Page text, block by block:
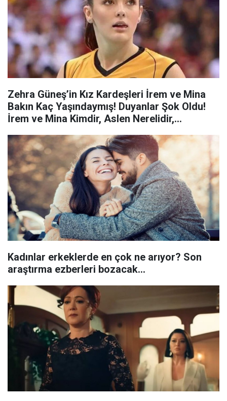
Zehra Güneş’in Kız Kardeşleri İrem ve Mina
Bakın Kaç Yaşındaymış! Duyanlar Şok Oldu!
İrem ve Mina Kimdir, Aslen Nerelidir,
Kadınlar erkeklerde en çok ne arıyor? Son
araştırma ezberleri bozacak...